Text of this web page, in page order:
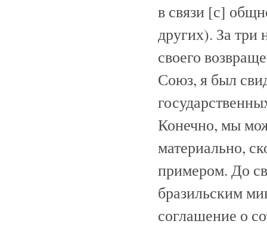
в связи [с]
других). За три
своего
Союз, я был
Конечно, мы
материально,
примером. До
бразильским
соглашение о